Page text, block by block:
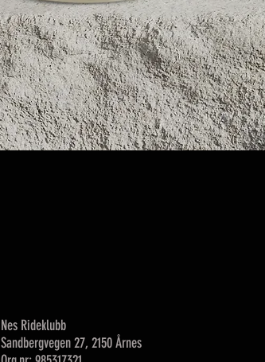
Nes Rideklubb
Sandbergvegen 27, 2150 Årnes